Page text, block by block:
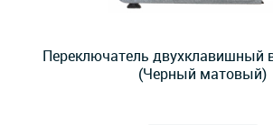
Переключатель двухклавишный
(Черный матовый)